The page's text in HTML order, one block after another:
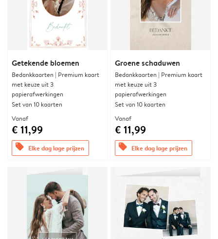
Getekende bloemen
Bedankkaarten | Premium kaart
met keuze uit 3
papierafwerkingen
Set van 10 kaarten
Vanaf
€ 11,99
offers Elke dag lage prijzen
Groene schaduwen
Bedankkaarten | Premium kaart
met keuze uit 3
papierafwerkingen
Set van 10 kaarten
Vanaf
€ 11,99
offers Elke dag lage prijzen